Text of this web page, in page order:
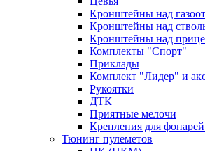
Кронштейны над
Кронштейны над
Кронштейны над
Комплекты "Спорт"
Приклады
Комплект "Лидер" и
Рукоятки
ДТК
Приятные мелочи
Крепления для
Тюнинг пулеметов